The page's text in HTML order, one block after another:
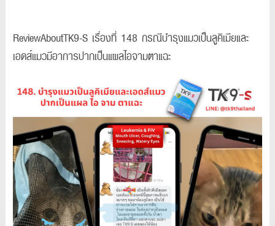
ReviewAboutTK9-S เรื่องที่ 148 กรณีบำรุงแมวเป็นลูคิเมียและ
เอดส์แมวมีอาการปากเป็นแผลไอจามตาแฉะ